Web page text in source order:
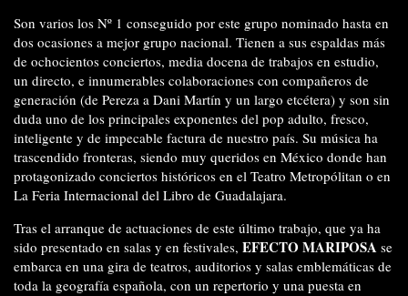
Son varios los Nº 1 conseguido por este grupo nominado hasta en
dos ocasiones a mejor grupo nacional. Tienen a sus espaldas más
de ochocientos conciertos, media docena de trabajos en estudio,
un directo, e innumerables colaboraciones con compañeros de
generación (de Pereza a Dani Martín y un largo etcétera) y son sin
duda uno de los principales exponentes del pop adulto, fresco,
inteligente y de impecable factura de nuestro país. Su música ha
trascendido fronteras, siendo muy queridos en México donde han
protagonizado conciertos históricos en el Teatro Metropólitan o en
La Feria Internacional del Libro de Guadalajara.
Tras el arranque de actuaciones de este último trabajo, que ya ha
sido presentado en salas y en festivales, EFECTO MARIPOSA se
embarca en una gira de teatros, auditorios y salas emblemáticas de
toda la geografía española, con un repertorio y una puesta en